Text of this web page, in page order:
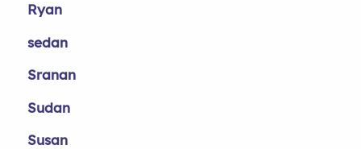
Ryan
sedan
Sranan
Sudan
Susan